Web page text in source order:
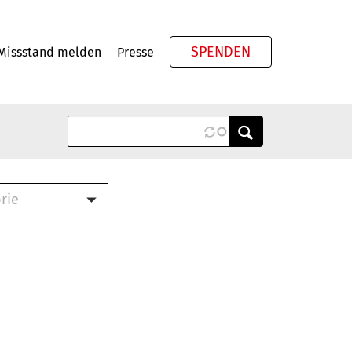
melden Presse SPENDEN